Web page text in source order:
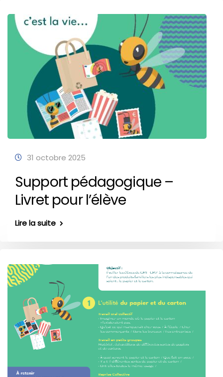
31 octobre 2025
Support pédagogique –
Livret pour l’élève
Lire la suite